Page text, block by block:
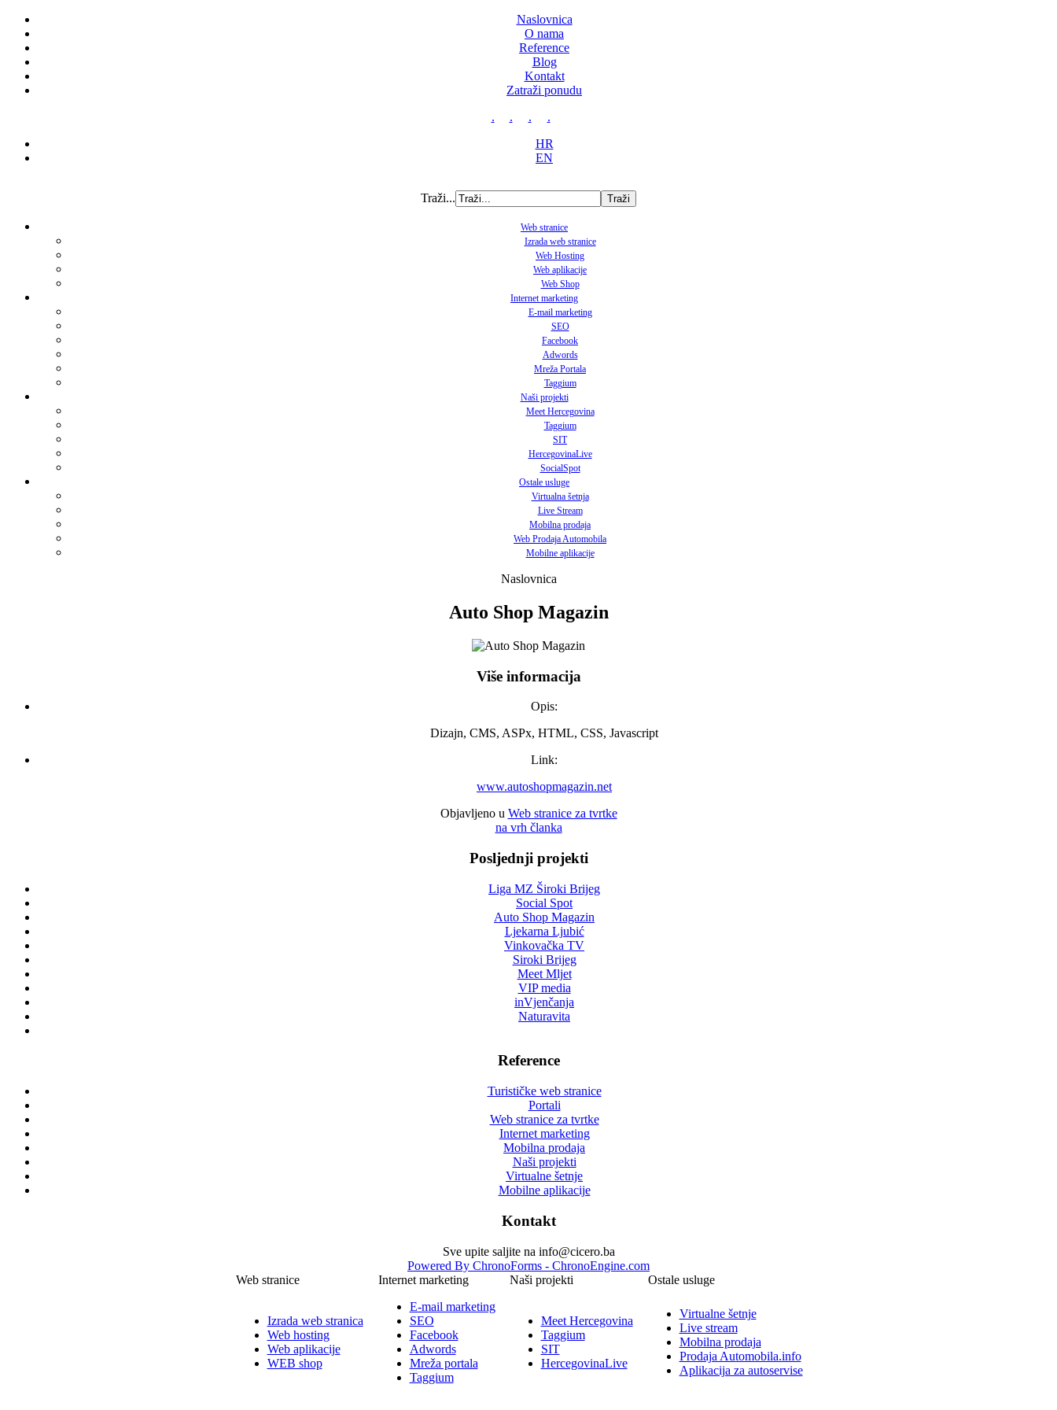
Naslovnica
O nama
Reference
Blog
Kontakt
Zatraži ponudu
.
. .
.
HR
EN
Traži...
Web stranice
Izrada web stranice
Web Hosting
Web aplikacije
Web Shop
Internet marketing
E-mail marketing
SEO
Facebook
Adwords
Mreža Portala
Taggium
Naši projekti
Meet Hercegovina
Taggium
SIT
HercegovinaLive
SocialSpot
Ostale usluge
Virtualna šetnja
Live Stream
Mobilna prodaja
Web Prodaja Automobila
Mobilne aplikacije
Naslovnica
Auto Shop Magazin
Više informacija
Opis:
Dizajn, CMS, ASPx, HTML, CSS, Javascript
Link:
www.autoshopmagazin.net
Objavljeno u Web stranice za tvrtke
na vrh članka
Posljednji projekti
Liga MZ Široki Brijeg
Social Spot
Auto Shop Magazin
Ljekarna Ljubić
Vinkovačka TV
Siroki Brijeg
Meet Mljet
VIP media
inVjenčanja
Naturavita
Reference
Turističke web stranice
Portali
Web stranice za tvrtke
Internet marketing
Mobilna prodaja
Naši projekti
Virtualne šetnje
Mobilne aplikacije
Kontakt
Sve upite saljite na info@cicero.ba
Powered By ChronoForms - ChronoEngine.com
Web stranice
Internet marketing Naši projekti Ostale usluge
Izrada web stranica
Web hosting
Web aplikacije
WEB shop
E-mail marketing
SEO
Facebook
Adwords
Mreža portala
Taggium
Meet Hercegovina
Taggium
SIT
HercegovinaLive
Virtualne šetnje
Live stream
Mobilna prodaja
Prodaja Automobila.info
Aplikacija za autoservise